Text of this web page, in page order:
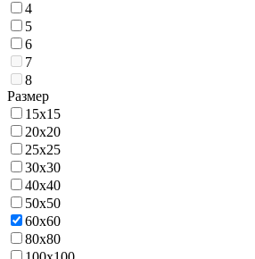
4
5
6
7
8
Размер
15х15
20х20
25х25
30х30
40х40
50х50
60х60
80х80